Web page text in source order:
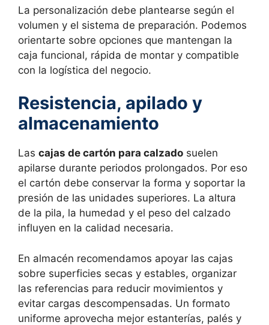
La personalización debe plantearse según el
volumen y el sistema de preparación. Podemos
orientarte sobre opciones que mantengan la
caja funcional, rápida de montar y compatible
con la logística del negocio.
Resistencia, apilado y
almacenamiento
Las cajas de cartón para calzado suelen
apilarse durante periodos prolongados. Por eso
el cartón debe conservar la forma y soportar la
presión de las unidades superiores. La altura
de la pila, la humedad y el peso del calzado
influyen en la calidad necesaria.
En almacén recomendamos apoyar las cajas
sobre superficies secas y estables, organizar
las referencias para reducir movimientos y
evitar cargas descompensadas. Un formato
uniforme aprovecha mejor estanterías, palés y